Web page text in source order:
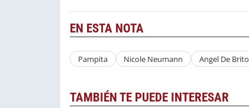
EN ESTA NOTA
Pampita Nicole Neumann Angel De Brito
TAMBIÉN TE PUEDE INTERESAR